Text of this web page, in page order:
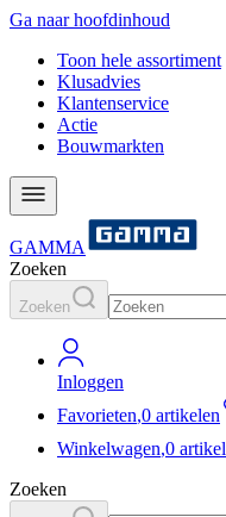
Ga naar hoofdinhoud
Toon hele assortiment
Klusadvies
Klantenservice
Actie
Bouwmarkten
GAMMA
Zoeken
Zoeken
Inloggen
Favorieten,0 artikelen
Winkelwagen,0
Zoeken